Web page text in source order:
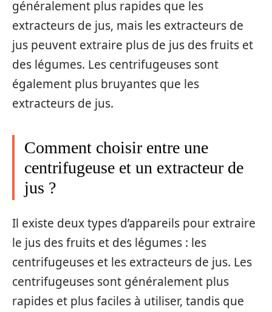
généralement plus rapides que les
extracteurs de jus, mais les extracteurs de
jus peuvent extraire plus de jus des fruits et
des légumes. Les centrifugeuses sont
également plus bruyantes que les
extracteurs de jus.
Comment choisir entre une
centrifugeuse et un extracteur de
jus ?
Il existe deux types d’appareils pour extraire
le jus des fruits et des légumes : les
centrifugeuses et les extracteurs de jus. Les
centrifugeuses sont généralement plus
rapides et plus faciles à utiliser, tandis que